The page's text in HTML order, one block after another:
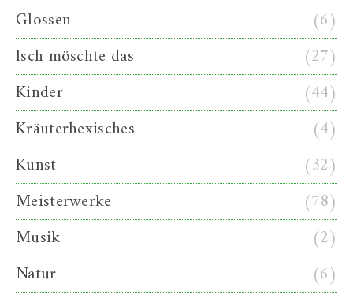
Glossen
(6)
Isch möschte das
(27)
Kinder
(44)
Kräuterhexisches
(4)
Kunst
(32)
Meisterwerke
(78)
Musik
(2)
Natur
(6)